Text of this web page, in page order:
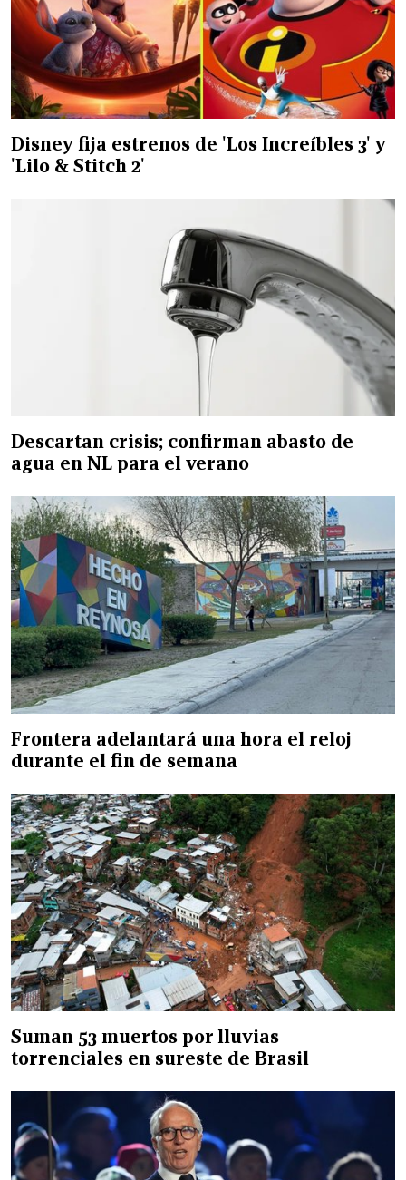
Disney fija estrenos de 'Los Increíbles 3' y
'Lilo & Stitch 2'
Descartan crisis; confirman abasto de
agua en NL para el verano
Frontera adelantará una hora el reloj
durante el fin de semana
Suman 53 muertos por lluvias
torrenciales en sureste de Brasil